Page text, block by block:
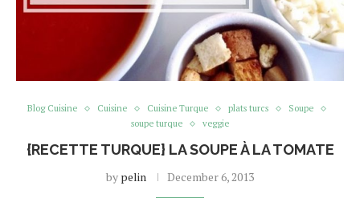
Blog Cuisine Cuisine Cuisine Turque plats turcs
Soupe
soupe turque
veggie
{RECETTE TURQUE} LA SOUPE À LA TOMATE
by pelin December 6, 2013